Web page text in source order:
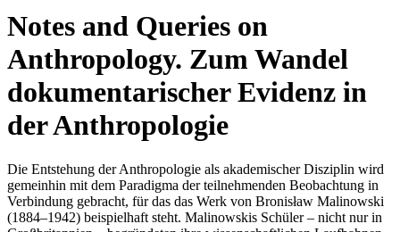
Notes and Queries on
Anthropology. Zum Wandel
dokumentarischer Evidenz in
der Anthropologie
Die Entstehung der Anthropologie als akademischer Disziplin wird
gemeinhin mit dem Paradigma der teilnehmenden Beobachtung in
Verbindung gebracht, für das das Werk von Bronisław Malinowski
(1884–1942) beispielhaft steht. Malinowskis Schüler – nicht nur in